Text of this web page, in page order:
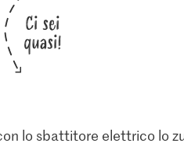
Ci sei
quasi!
lo sbattitore elettrico lo